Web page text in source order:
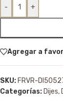
- +
Agregar a
SKU: FRVR-
Categorías: Dijes,